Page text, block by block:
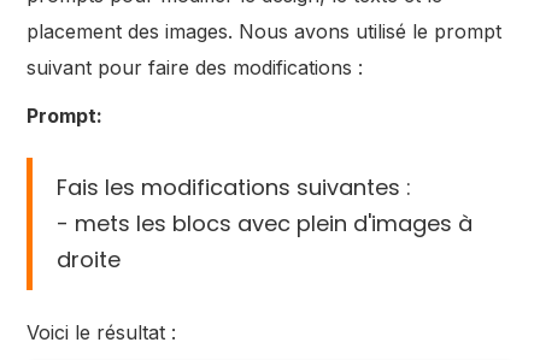
placement des images. Nous avons utilisé le prompt
suivant pour faire des modifications :
Prompt:
Fais les modifications suivantes :
- mets les blocs avec plein d'images à
droite
Voici le résultat :